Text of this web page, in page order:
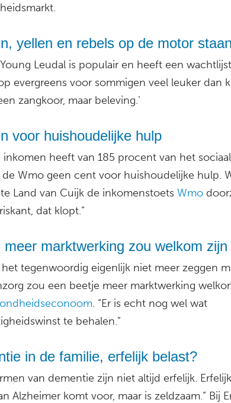
yellen en rebels op de motor staan
Leudal is populair en heeft een
evergreens voor sommigen veel leuker dan
zangkoor, maar beleving.’
voor huishoudelijke hulp
inkomen heeft van 185 procent van het
Wmo geen cent voor huishoudelijke hulp.
Land van Cuijk de inkomenstoets Wmo
dat klopt.”
meer marktwerking zou welkom zijn
het tegenwoordig eigenlijk niet meer zeggen
zou een beetje meer marktwerking
. “Er is echt nog wel wat
te behalen.”
in de familie, erfelijk belast?
van dementie zijn niet altijd erfelijk.
Alzheimer komt voor, maar is zeldzaam.” Bij